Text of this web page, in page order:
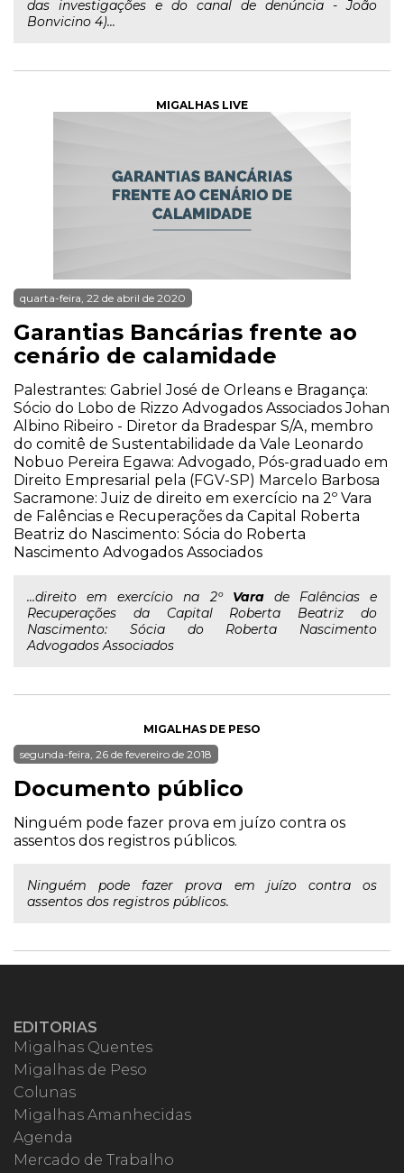
das investigações e do canal de denúncia - João
Bonvicino 4)...
MIGALHAS LIVE
quarta-feira, 22 de abril de 2020
Garantias Bancárias frente ao
cenário de calamidade
Palestrantes: Gabriel José de Orleans e Bragança:
Sócio do Lobo de Rizzo Advogados Associados Johan
Albino Ribeiro - Diretor da Bradespar S/A, membro
do comitê de Sustentabilidade da Vale Leonardo
Nobuo Pereira Egawa: Advogado, Pós-graduado em
Direito Empresarial pela (FGV-SP) Marcelo Barbosa
Sacramone: Juiz de direito em exercício na 2º Vara
de Falências e Recuperações da Capital Roberta
Beatriz do Nascimento: Sócia do Roberta
Nascimento Advogados Associados
...direito em exercício na 2º Varade Falências e
Recuperações da Capital Roberta Beatriz do
Nascimento: Sócia do Roberta Nascimento
Advogados Associados
MIGALHAS DE PESO
segunda-feira, 26 de fevereiro de 2018
Documento público
Ninguém pode fazer prova em juízo contra os
assentos dos registros públicos.
Ninguém pode fazer prova em juízo contra os
assentos dos registros públicos.
EDITORIAS
Migalhas Quentes
Migalhas de Peso
Colunas
Migalhas Amanhecidas
Agenda
Mercado de Trabalho